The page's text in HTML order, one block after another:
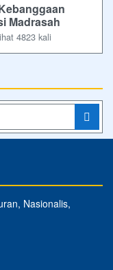
Madrasah
4823 kali
Nasionalis,